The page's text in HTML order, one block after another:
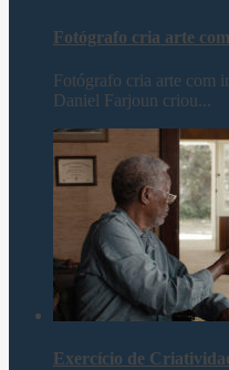
Fotógrafo cria arte
Fotógrafo cria arte com
Daniel Farjoun criou...
Exercício de